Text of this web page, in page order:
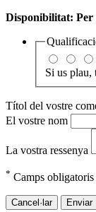
Disponibilitat: Per
Si us plau,
Títol del vostre
El vostre nom
La vostra ressenya
* Camps obligatoris
Cancel·lar Enviar